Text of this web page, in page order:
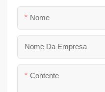
Nome
Nome Da Empresa
Contente